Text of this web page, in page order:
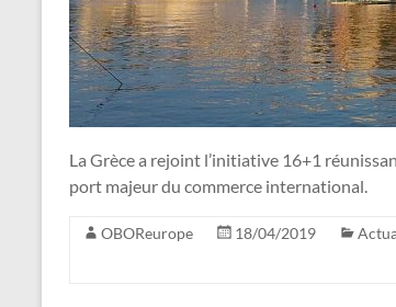
La Grèce a rejoint l’initiative 16+1
port majeur du commerce international.
OBOReurope 18/04/2019